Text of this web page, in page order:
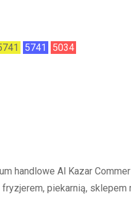
5741
5034
handlowe Al Kazar
piekarnią, sklepem